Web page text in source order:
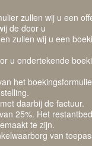
zullen wij u een
de door u
zullen wij u een
u ondertekende
het
daarbij de factuur.
25%. Het
te zijn.
van